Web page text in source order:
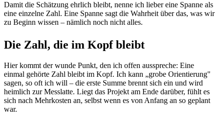
Damit die Schätzung ehrlich bleibt, nenne ich lieber eine Spanne als
eine einzelne Zahl. Eine Spanne sagt die Wahrheit über das, was wir
zu Beginn wissen – nämlich noch nicht alles.
Die Zahl, die im Kopf bleibt
Hier kommt der wunde Punkt, den ich offen ausspreche: Eine
einmal gehörte Zahl bleibt im Kopf. Ich kann „grobe Orientierung"
sagen, so oft ich will – die erste Summe brennt sich ein und wird
heimlich zur Messlatte. Liegt das Projekt am Ende darüber, fühlt es
sich nach Mehrkosten an, selbst wenn es von Anfang an so geplant
war.